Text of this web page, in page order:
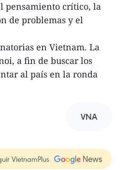
pensamiento crítico, la
de problemas y el
en Vietnam. La
a fin de buscar los
al país en la ronda
VNA
VietnamPlus